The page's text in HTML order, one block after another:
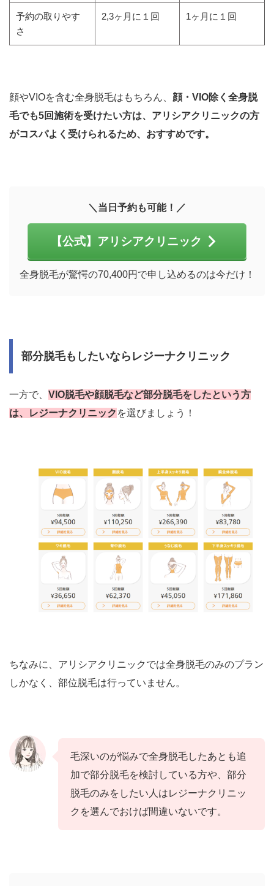
予約の取りやす
さ
2,3ヶ月に１回 1ヶ月に１回
顔やVIOを含む全身脱毛はもちろん、 顔・VIO除く全身脱
毛でも5回施術を受けたい方は、アリシアクリニックの方
がコスパよく受けられるため、おすすめです。
＼当日予約も可能！／
【公式】アリシアクリニック
全身脱毛が驚愕の70,400円で申し込めるのは今だけ！
部分脱毛もしたいならレジーナクリニック
一方で、 VIO脱毛や顔脱毛など部分脱毛をしたという方
は、レジーナクリニック を選びましょう！
ちなみに、アリシアクリニックでは全身脱毛のみのプラン
しかなく、部位脱毛は行っていません。
毛深いのが悩みで全身脱毛したあとも追
加で部分脱毛を検討している方や、部分
脱毛のみをしたい人はレジーナクリニッ
クを選んでおけば間違いないです。